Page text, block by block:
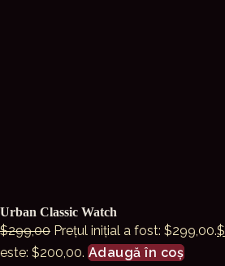
Urban Classic Watch
$299,00 Prețul inițial a fost: $299,00.$
este: $200,00. Adaugă în coș